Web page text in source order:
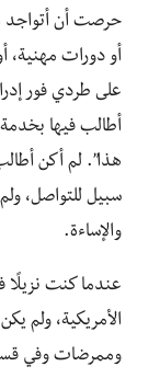
حرصت أن أتواجد
أو دورات مهنية،
على طردي فور
أطالب فيها
هذا”. لم أكن
سبيل للتواصل،
والإساءة.
عندما كنت نزيلًا
الأمريكية، ولم
وممرضات وفي